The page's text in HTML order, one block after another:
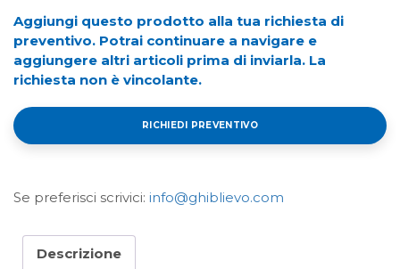
Aggiungi questo prodotto alla tua richiesta di
preventivo. Potrai continuare a navigare e
aggiungere altri articoli prima di inviarla. La
richiesta non è vincolante.
RICHIEDI PREVENTIVO
Se preferisci scrivici: info@ghiblievo.com
Descrizione